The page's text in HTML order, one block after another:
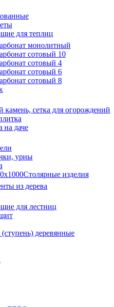
для теплиц
монолитный
сотовый 10
сотовый 4
сотовый 6
сотовый 8
камень, сетка для огорождений
на даче
урны
Столярные изделия
из дерева
для лестниц
деревянные